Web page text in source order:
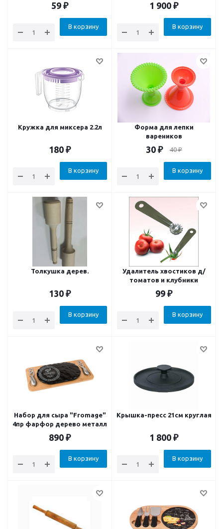
59 ₽
В корзину
1 900 ₽
В корзину
Кружка для миксера 2.2л
180 ₽
В корзину
Форма для лепки
вареников
30₽ 40₽
В корзину
Толкушка дерев.
130 ₽
В корзину
Удалитель хвостиков д/
томатов и клубники
99 ₽
В корзину
Набор для сыра "Fromage"
4пр фарфор дерево металл
890 ₽
В корзину
Крышка-пресс 21см круглая
1 800 ₽
В корзину